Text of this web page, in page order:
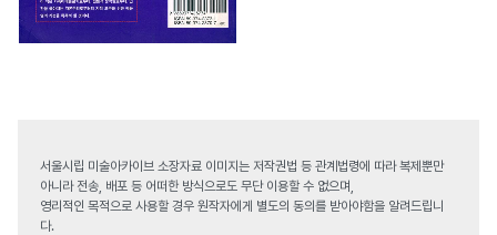
서울시립 미술아카이브 소장자료 이미지는 저작권법 등 관계법령에 따라 복제뿐만
아니라 전송, 배포 등 어떠한 방식으로도 무단 이용할 수 없으며,
영리적인 목적으로 사용할 경우 원작자에게 별도의 동의를 받아야함을 알려드립니
다.